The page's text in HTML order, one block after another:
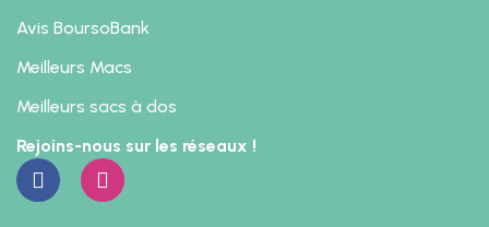
Avis BoursoBank
Meilleurs Macs
Meilleurs sacs à dos
Rejoins-nous sur les réseaux !